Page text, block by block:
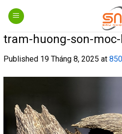
content
tram-huong-son-
Published 19 Tháng 8, 2025 at